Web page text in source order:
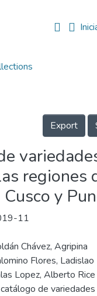
Details
Export
regiones
y
11
Chávez, Agripina
Flores, Ladislao
Lopez, Alberto Rice
de